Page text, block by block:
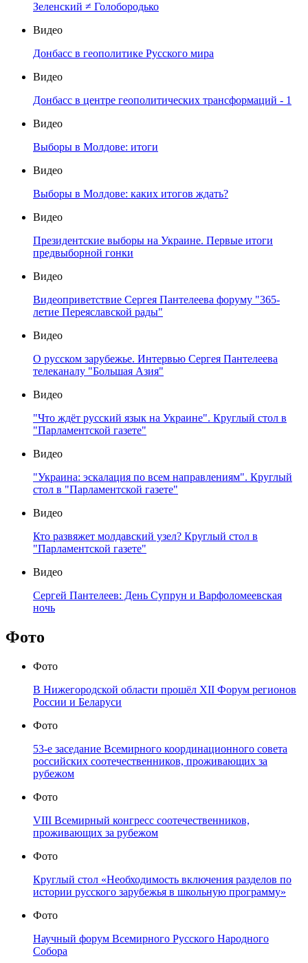
Зеленский ≠ Голобородько
Видео
Донбасс в геополитике Русского мира
Видео
Донбасс в центре геополитических трансформаций - 1
Видео
Выборы в Молдове: итоги
Видео
Выборы в Молдове: каких итогов ждать?
Видео
Президентские выборы на Украине. Первые итоги
предвыборной гонки
Видео
Видеоприветствие Сергея Пантелеева форуму "365-
летие Переяславской рады"
Видео
О русском зарубежье. Интервью Сергея Пантелеева
телеканалу "Большая Азия"
Видео
"Что ждёт русский язык на Украине". Круглый стол в
"Парламентской газете"
Видео
"Украина: эскалация по всем направлениям". Круглый
стол в "Парламентской газете"
Видео
Кто развяжет молдавский узел? Круглый стол в
"Парламентской газете"
Видео
Сергей Пантелеев: День Супрун и Варфоломеевская
ночь
Фото
Фото
В Нижегородской области прошёл XII Форум регионов
России и Беларуси
Фото
53-е заседание Всемирного координационного совета
российских соотечественников, проживающих за
рубежом
Фото
VIII Всемирный конгресс соотечественников,
проживающих за рубежом
Фото
Круглый стол «Необходимость включения разделов по
истории русского зарубежья в школьную программу»
Фото
Научный форум Всемирного Русского Народного
Собора